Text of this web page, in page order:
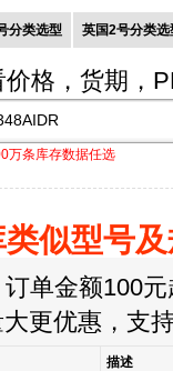
分类选型 英国2号分类选
价格，货期，
万条库存数据任选
似型号
单金额100元
更优惠，支
描述